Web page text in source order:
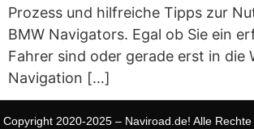
Prozess und hilfreiche Tipps zur
BMW Navigators. Egal ob Sie ein
Fahrer sind oder gerade erst in die
Navigation […]
Copyright 2020-2025 – Naviroad.de! Alle